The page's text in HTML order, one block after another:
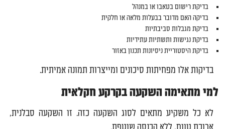
בדיקת רישום בטאבו או במנהל
בדיקה האם מדובר בבעלות מלאה או חלקית
בדיקת מגבלות סביבתיות
בדיקת נגישות ותשתיות עתידיות
בדיקת היסטוריית ניסיונות תכנון באזור
בדיקות אלו מפחיתות סיכונים ומייצרות תמונה אמיתית.
למי מתאימה השקעה בקרקע חקלאית
לא כל משקיע מתאים לסוג השקעה כזה. זו השקעה סבלנית,